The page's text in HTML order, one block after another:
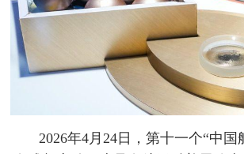
2026年4月24日，第十一个“中国